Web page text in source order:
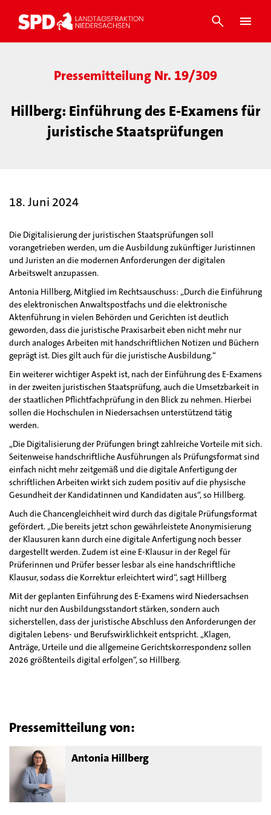
Pressemitteilung Nr. 19/309
Hillberg: Einführung des E-Examens für
juristische Staatsprüfungen
18. Juni 2024
Die Digitalisierung der juristischen Staatsprüfungen soll
vorangetrieben werden, um die Ausbildung zukünftiger Juristinnen
und Juristen an die modernen Anforderungen der digitalen
Arbeitswelt anzupassen.
Antonia Hillberg, Mitglied im Rechtsauschuss: „Durch die Einführung
des elektronischen Anwaltspostfachs und die elektronische
Aktenführung in vielen Behörden und Gerichten ist deutlich
geworden, dass die juristische Praxisarbeit eben nicht mehr nur
durch analoges Arbeiten mit handschriftlichen Notizen und Büchern
geprägt ist. Dies gilt auch für die juristische Ausbildung.“
Ein weiterer wichtiger Aspekt ist, nach der Einführung des E-Examens
in der zweiten juristischen Staatsprüfung, auch die Umsetzbarkeit in
der staatlichen Pflichtfachprüfung in den Blick zu nehmen. Hierbei
sollen die Hochschulen in Niedersachsen unterstützend tätig
werden.
„Die Digitalisierung der Prüfungen bringt zahlreiche Vorteile mit sich.
Seitenweise handschriftliche Ausführungen als Prüfungsformat sind
einfach nicht mehr zeitgemäß und die digitale Anfertigung der
schriftlichen Arbeiten wirkt sich zudem positiv auf die physische
Gesundheit der Kandidatinnen und Kandidaten aus“, so Hillberg.
Auch die Chancengleichheit wird durch das digitale Prüfungsformat
gefördert. „Die bereits jetzt schon gewährleistete Anonymisierung
der Klausuren kann durch eine digitale Anfertigung noch besser
dargestellt werden. Zudem ist eine E-Klausur in der Regel für
Prüferinnen und Prüfer besser lesbar als eine handschriftliche
Klausur, sodass die Korrektur erleichtert wird“, sagt Hillberg
Mit der geplanten Einführung des E-Examens wird Niedersachsen
nicht nur den Ausbildungsstandort stärken, sondern auch
sicherstellen, dass der juristische Abschluss den Anforderungen der
digitalen Lebens- und Berufswirklichkeit entspricht. „Klagen,
Anträge, Urteile und die allgemeine Gerichtskorrespondenz sollen
2026 größtenteils digital erfolgen“, so Hillberg.
Pressemitteilung von:
Antonia Hillberg